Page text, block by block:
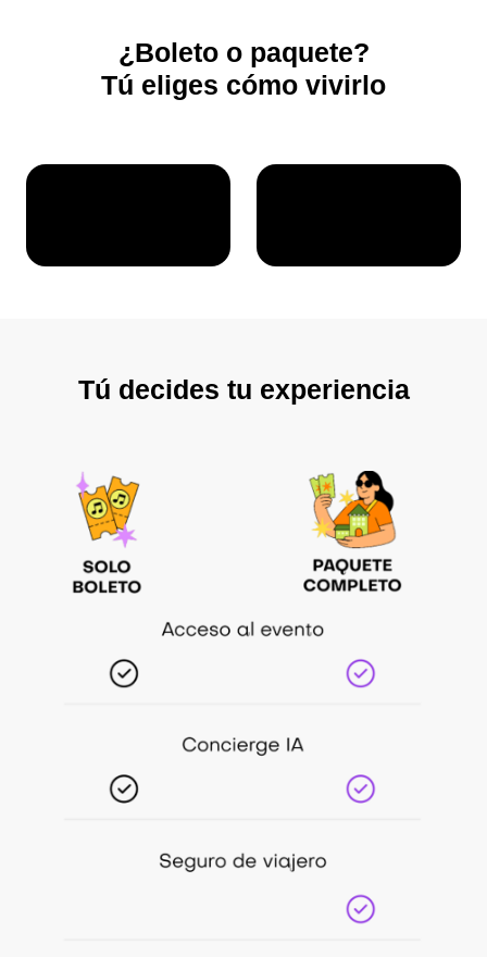
¿Boleto o paquete?
Tú eliges cómo vivirlo
Tú decides tu experiencia